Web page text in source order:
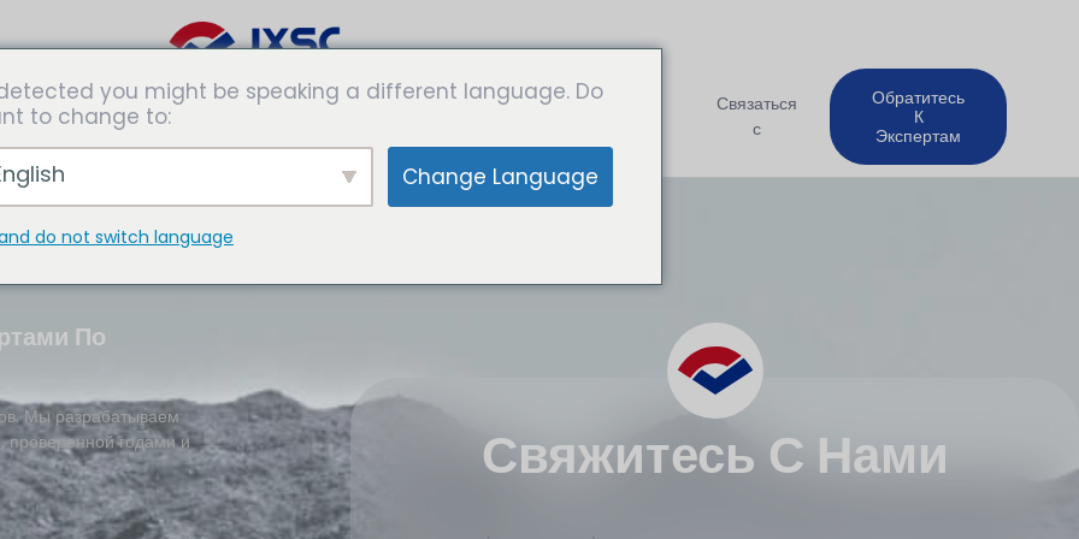
Решения Экспертизы СМИ Компания
Связаться
с
Обратитесь
К
Экспертам
По
Мы разрабатываем
проверенной годами и
Свяжитесь С Нами
you might be speaking a different language. Do
to change to:
Change Language
do not switch language